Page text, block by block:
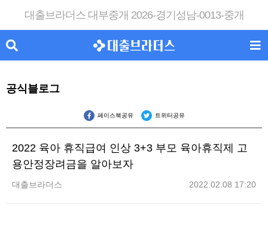
대출브라더스 대부중개 2026-경기성남-0013-중개
공식블로그
페이스북공유 트위터공유
2022 육아 휴직급여 인상 3+3 부모 육아휴직제 고
용안정장려금을 알아보자
대출브라더스 2022.02.08 17:20